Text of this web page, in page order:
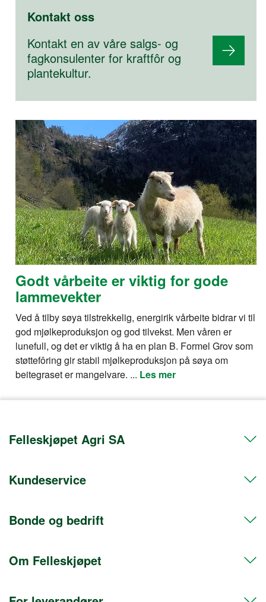
Kontakt oss
Kontakt en av våre salgs- og
fagkonsulenter for kraftfôr og
plantekultur.
Godt vårbeite er viktig for gode
lammevekter
Ved å tilby søya tilstrekkelig, energirik vårbeite bidrar vi til
god mjølkeproduksjon og god tilvekst. Men våren er
lunefull, og det er viktig å ha en plan B. Formel Grov som
støttefôring gir stabil mjølkeproduksjon på søya om
beitegraset er mangelvare. ... Les mer
Felleskjøpet Agri SA
Telefon 72 50 50 50
Postadresse
0105 Oslo
Kundeservice
Kontakt oss
Frakt og levering
Bonde og bedrift
Medlem
Om Felleskjøpet